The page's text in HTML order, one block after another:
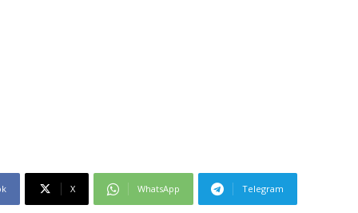
X WhatsApp Telegram